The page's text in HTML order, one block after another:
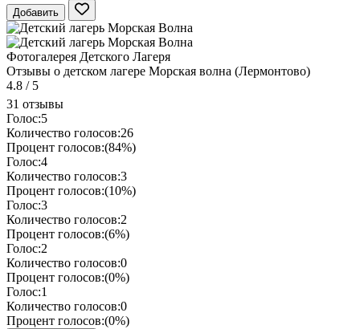
Добавить
Фотогалерея Детского Лагеря
Отзывы о детском лагере Морская волна (Лермонтово)
4.8 / 5
31 отзывы
Голос:5
Количество голосов:26
Процент голосов:(84%)
Голос:4
Количество голосов:3
Процент голосов:(10%)
Голос:3
Количество голосов:2
Процент голосов:(6%)
Голос:2
Количество голосов:0
Процент голосов:(0%)
Голос:1
Количество голосов:0
Процент голосов:(0%)